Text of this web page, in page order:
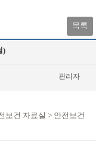
목록
)
관리자
보건 자료실 > 안전보건